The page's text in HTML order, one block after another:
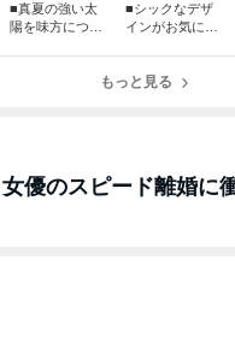
■真夏の強い太
陽を味方につけ
■シックなデザ
インがお気に入
【ピアノのスマ
もっと見る
優のスピード離婚に